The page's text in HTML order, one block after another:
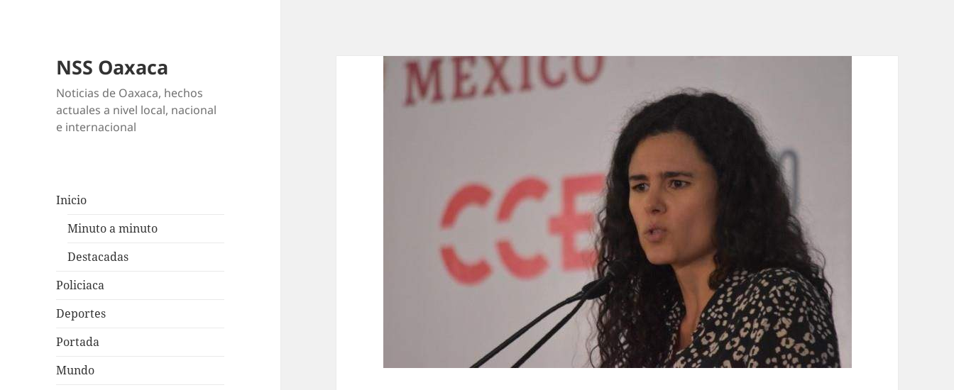
NSS Oaxaca
Noticias de Oaxaca, hechos
actuales a nivel local, nacional
e internacional
Inicio
Minuto a minuto
Destacadas
Policiaca
Deportes
Portada
Mundo